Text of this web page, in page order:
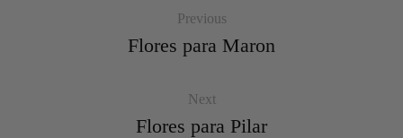
Previous
Flores para Maron
Next
Flores para Pilar